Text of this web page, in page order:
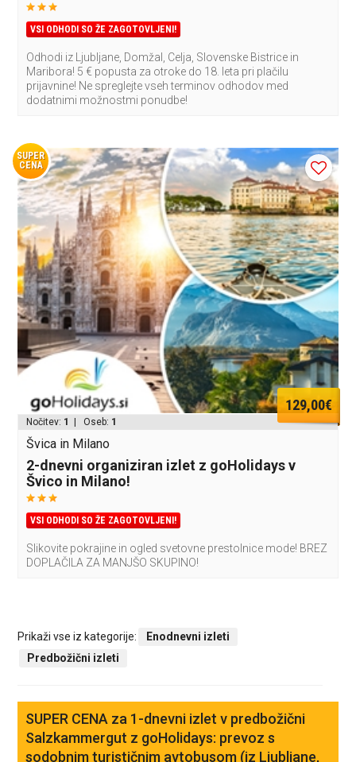
VSI ODHODI SO ŽE ZAGOTOVLJENI!
Odhodi iz Ljubljane, Domžal, Celja, Slovenske Bistrice in
Maribora! 5 € popusta za otroke do 18. leta pri plačilu
prijavnine! Ne spreglejte vseh terminov odhodov med
dodatnimi možnostmi ponudbe!
SUPER
CENA
129,00€
Nočitev: 1 | Oseb: 1
Švica in Milano
2-dnevni organiziran izlet z goHolidays v
Švico in Milano!
VSI ODHODI SO ŽE ZAGOTOVLJENI!
Slikovite pokrajine in ogled svetovne prestolnice mode! BREZ
DOPLAČILA ZA MANJŠO SKUPINO!
Prikaži vse iz kategorije:
Enodnevni izleti
Predbožični izleti
SUPER CENA za 1-dnevni izlet v predbožični
Salzkammergut z goHolidays: prevoz s
sodobnim turističnim avtobusom (iz Ljubljane,